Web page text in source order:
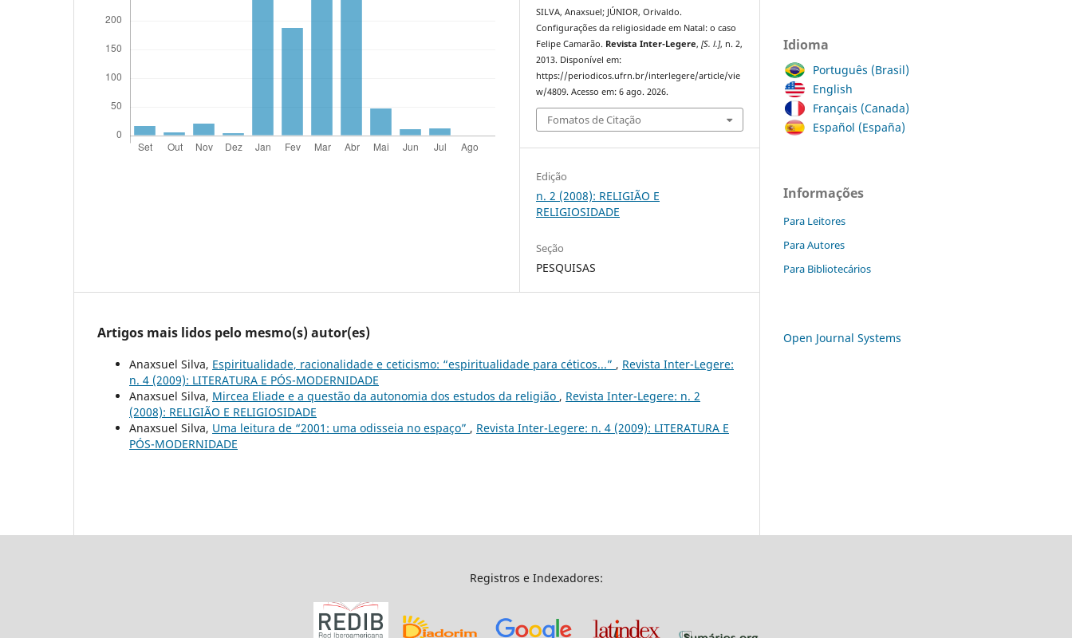
SILVA, Anaxsuel; JÚNIOR, Orivaldo.
Configurações da religiosidade em Natal: o caso
Felipe Camarão. Revista Inter-Legere,[S. l.], n. 2,
2013. Disponível em:
https://periodicos.ufrn.br/interlegere/article/vie
w/4809. Acesso em: 6 ago. 2026.
Fomatos de Citação
Edição
n. 2 (2008): RELIGIÃO E
RELIGIOSIDADE
Seção
PESQUISAS
Artigos mais lidos pelo mesmo(s) autor(es)
Anaxsuel Silva, Espiritualidade, racionalidade e ceticismo: “espiritualidade para céticos...” , Revista Inter-Legere:
n. 4 (2009): LITERATURA E PÓS-MODERNIDADE
Anaxsuel Silva, Mircea Eliade e a questão da autonomia dos estudos da religião , Revista Inter-Legere: n. 2
(2008): RELIGIÃO E RELIGIOSIDADE
Anaxsuel Silva, Uma leitura de “2001: uma odisseia no espaço” , Revista Inter-Legere: n. 4 (2009): LITERATURA E
PÓS-MODERNIDADE
Idioma
Português (Brasil)
English
Français (Canada)
Español (España)
Informações
Para Leitores
Para Autores
Para Bibliotecários
Open Journal Systems
Registros e Indexadores: